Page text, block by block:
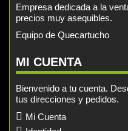
Empresa dedicada a la
precios muy asequibles.
Equipo de Quecartucho
MI CUENTA
Bienvenido a tu cuenta.
tus direcciones y pedidos.
Mi Cuenta